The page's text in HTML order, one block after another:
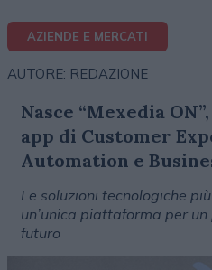
AZIENDE E MERCATI
AUTORE: REDAZIONE
Nasce “Mexedia
app di Customer
Automation e
Le soluzioni tecnologiche
un’unica piattaforma per
futuro